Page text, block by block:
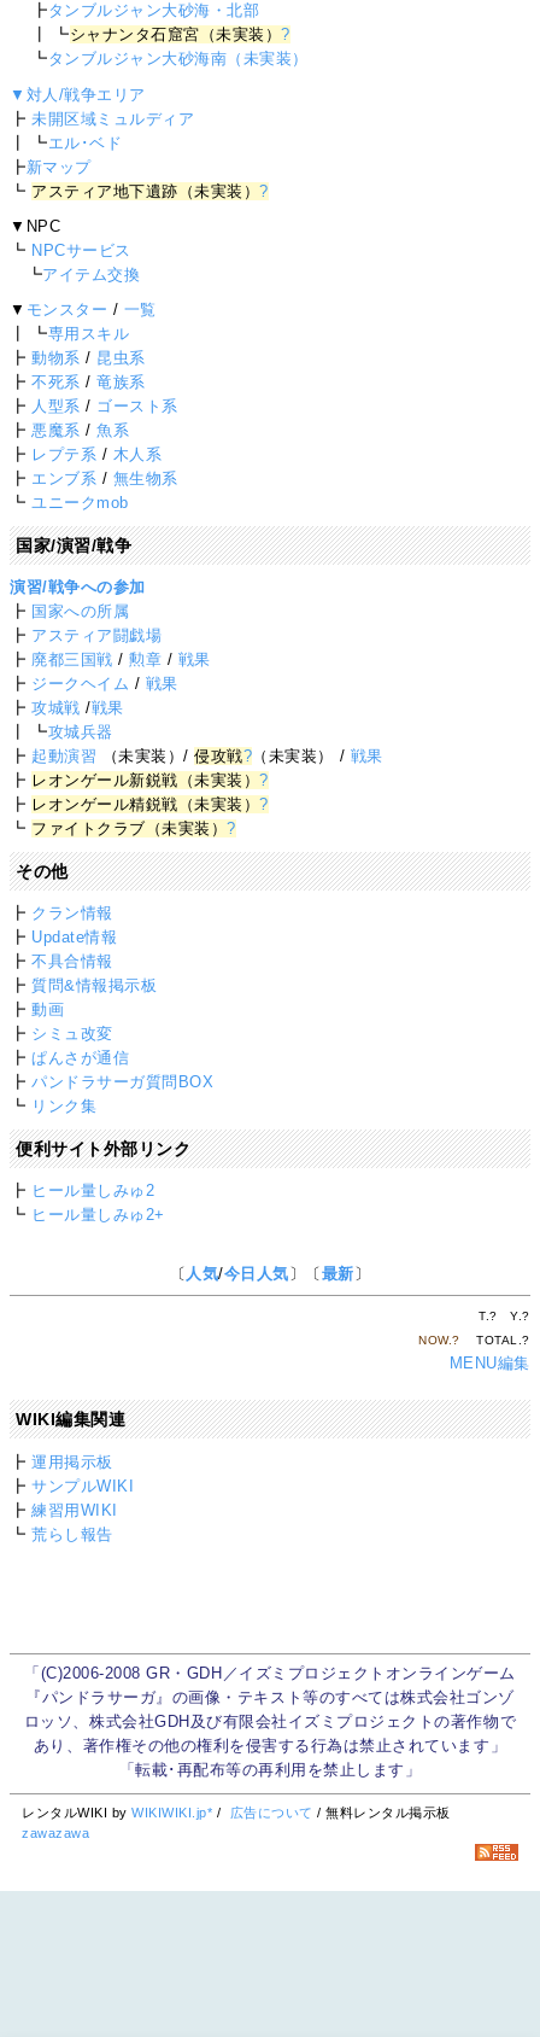
┣ タンブルジャン大砂海・北部
┃ ┗シャナンタ石窟宮（未実装）?
┗ タンブルジャン大砂海南（未実装）
▼対人/戦争エリア
┣未開区域ミュルディア
┃ ┗エル･ベド
┣新マップ
┗ アスティア地下遺跡（未実装）?
▼NPC
┗ NPCサービス
┗アイテム交換
▼ モンスター / 一覧
┃ ┗専用スキル
┣動物系 / 昆虫系
┣不死系 /竜族系
┣ 人型系 / ゴースト系
┣ 悪魔系 /魚系
┣ レプテ系 / 木人系
┣ エンブ系 / 無生物系
┗ ユニークmob
国家/演習/戦争
演習/戦争への参加
┣ 国家への所属
┣ アスティア闘戯場
┣ 廃都三国戦 /勲章 / 戦果
┣ ジークヘイム / 戦果
┣攻城戦 /戦果
┃ ┗攻城兵器
┣ 起動演習 （未実装）/侵攻戦? （未実装） / 戦果
┣ レオンゲール新鋭戦（未実装）?
┣ レオンゲール精鋭戦（未実装）?
┗ ファイトクラブ（未実装）?
その他
┣ クラン情報
┣ Update情報
┣不具合情報
┣質問&情報掲示板
┣動画
┣ シミュ改変
┣ぱんさが通信
┣パンドラサーガ質問BOX
┗ リンク集
便利サイト外部リンク
┣ ヒール量しみゅ2
┗ ヒール量しみゅ2+
〔 人気/今日人気 〕〔 最新 〕
T.? Y.?
NOW.? TOTAL.?
MENU編集
WIKI編集関連
┣運用掲示板
┣サンプルWIKI
┣練習用WIKI
┗荒らし報告
「(C)2006-2008 GR・GDH／イズミプロジェクトオンラインゲーム
『パンドラサーガ』の画像・テキスト等のすべては株式会社ゴンゾ
ロッソ、株式会社GDH及び有限会社イズミプロジェクトの著作物で
あり、著作権その他の権利を侵害する行為は禁止されています」
「転載･再配布等の再利用を禁止します」
レンタルWIKI byWIKIWIKI.jp* / 広告について / 無料レンタル掲示板
zawazawa